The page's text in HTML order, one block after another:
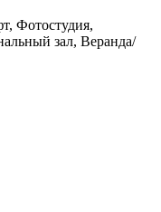
Фотостудия,
зал, Веранда/